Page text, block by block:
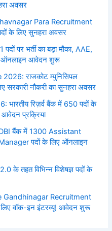
अवसर
Para Recruitment
के लिए सुनहरा अवसर
पर भर्ती का बड़ा मौका, AAE,
ऑनलाइन आवेदन शुरू
राजकोट म्युनिसिपल
सरकारी नौकरी का सुनहरा अवसर
रिज़र्व बैंक में 650 पदों के
आवेदन प्रक्रिया
बैंक में 1300 Assistant
पदों के लिए ऑनलाइन
के तहत विभिन्न विशेषज्ञ पदों के
Gandhinagar Recruitment
वॉक-इन इंटरव्यू! आवेदन शुरू